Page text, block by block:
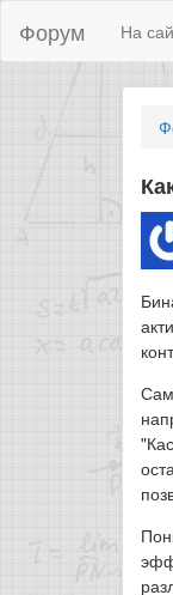
Форум На